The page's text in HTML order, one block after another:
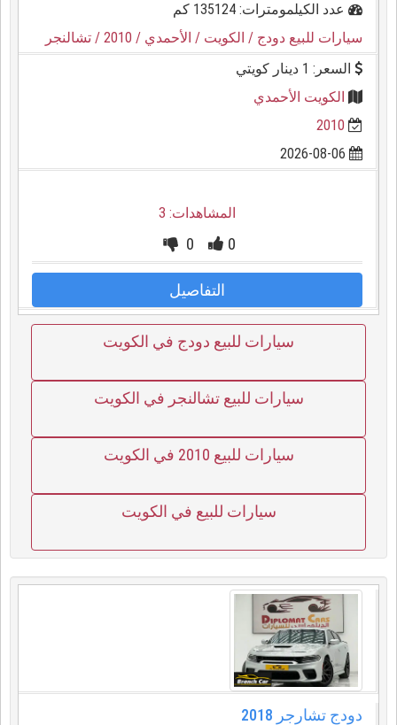
عدد الكيلمومترات: 135124 كم
سيارات للبيع دودج / الكويت / الأحمدي / 2010
/ تشالنجر
السعر: 1 دينار كويتي
الكويت الأحمدي
2010
المشاهدات: 3
0
0
التفاصيل
سيارات للبيع دودج في الكويت
سيارات للبيع تشالنجر في الكويت
سيارات للبيع 2010 في الكويت
سيارات للبيع في الكويت
دودج تشارجر 2018